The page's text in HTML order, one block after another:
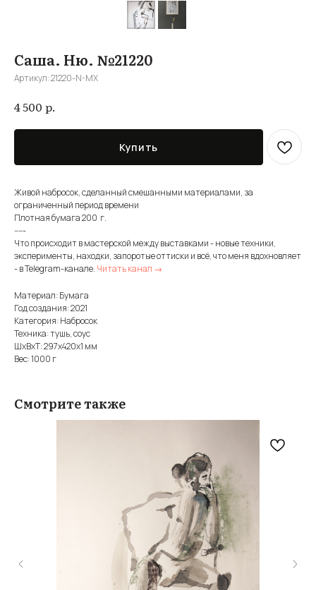
Саша. Ню. №21220
Артикул:21220-N-MX
4 500 р.
Купить
Живой набросок, сделанный смешанными материалами, за
ограниченный период времени
Плотная бумага 200 г.
-----
Что происходит в мастерской между выставками - новые техники,
эксперименты, находки, запоротые оттиски и всё, что меня вдохновляет
- в Telegram-канале. Читать канал →
Материал: Бумага
Год создания: 2021
Категория: Набросок
Техника: тушь, соус
ШxВxТ: 297x420x1 мм
Вес: 1000 г
Смотрите также